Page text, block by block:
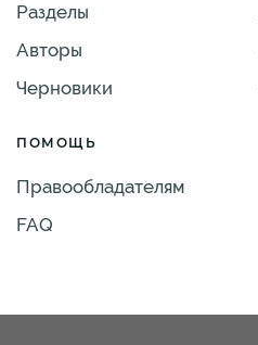
Разделы
Авторы
Черновики
ПОМОЩЬ
Правообладателям
FAQ